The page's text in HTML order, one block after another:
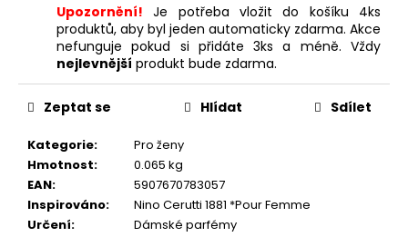
Upozornění! Je potřeba vložit do košíku 4ks
produktů, aby byl jeden automaticky zdarma. Akce
nefunguje pokud si přidáte 3ks a méně. Vždy
nejlevnější produkt bude zdarma.
Kategorie:
Pro ženy
Hmotnost:
0.065 kg
EAN:
5907670783057
Inspirováno:
Nino Cerutti 1881 *Pour Femme
Určení:
Dámské parfémy
Zeptat se Hlídat Sdílet